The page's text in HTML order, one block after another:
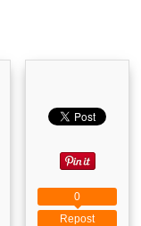
Repost
0